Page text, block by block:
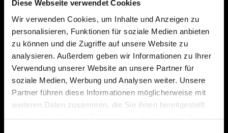
Diese Webseite verwendet Cookies
Wir verwenden Cookies, um Inhalte und Anzeigen zu
personalisieren, Funktionen für soziale Medien anbieten
zu können und die Zugriffe auf unsere Website zu
analysieren. Außerdem geben wir Informationen zu Ihrer
Verwendung unserer Website an unsere Partner für
soziale Medien, Werbung und Analysen weiter. Unsere
Partner führen diese Informationen möglicherweise mit
weiteren Daten zusammen, die Sie ihnen bereitgestellt
Das erste Depot in Österreich mit 0€ Kontoführung,
0€ Ausgabeaufschlag und 0€ Depotgebühren bei
knapp 2000 Fonds und 0€ Orderspesen.